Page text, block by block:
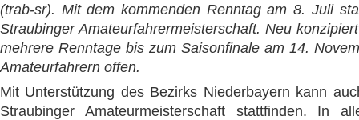
(trab-sr). Mit dem kommenden Renntag am 8. Juli
Straubinger Amateurfahrermeisterschaft. Neu
mehrere Renntage bis zum Saisonfinale am 14.
Amateurfahrern offen.
Mit Unterstützung des Bezirks Niederbayern kann
Straubinger Amateurmeisterschaft stattfinden. In